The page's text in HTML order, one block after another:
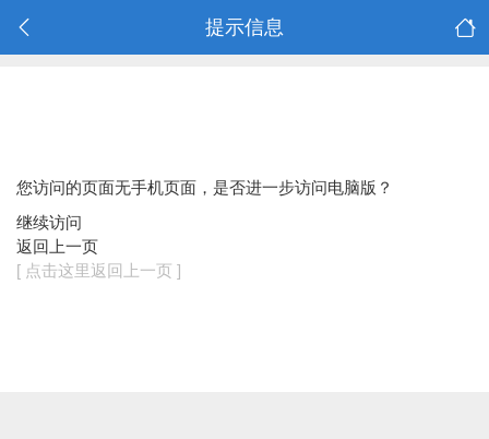
提示信息
您访问的页面无手机页面，是否进一步访问电脑版？
继续访问
返回上一页
[ 点击这里返回上一页 ]